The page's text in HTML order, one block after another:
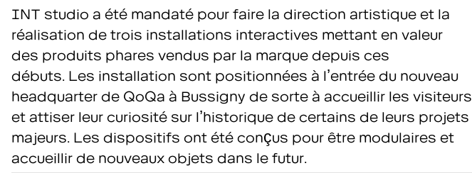
INT studio a été mandaté pour faire la direction artistique et la
réalisation de trois installations interactives mettant en valeur
des produits phares vendus par la marque depuis ces
débuts. Les installation sont positionnées à l’entrée du nouveau
headquarter de QoQa à Bussigny de sorte à accueillir les visiteurs
et attiser leur curiosité sur l’historique de certains de leurs projets
majeurs. Les dispositifs ont été conçus pour être modulaires et
accueillir de nouveaux objets dans le futur.